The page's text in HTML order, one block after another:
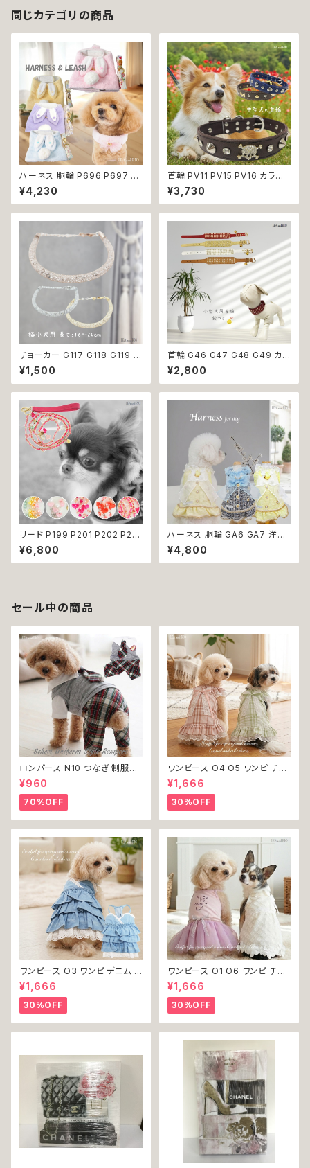
同じカテゴリの商品
ハーネス 胴輪 P696 P697 P
698 P699 洋服のようなハー
ネス うさぎ ラビット rabbit 暖
か 秋冬 お揃い 引っ張り防止 散
ペット 服 犬服 猫服 かわいい お
しゃれ 小型犬 返品交換不可
¥4,230
首輪 PV11 PV15 PV16 カラー
ブルー ブラウン ブラック 骨 ボ
ーン スタッズ ゴールド ストーン
ドッグ dog 中型犬 散歩 犬 ペッ
¥3,730
チョーカー G117 G118 G119 首
輪 アクセサリー クリア キラキラ
犬 猫 ペット 極小型犬用 おしゃ
れ かわいい シンプル ピンク ゴ
¥1,500
首輪 G46 G47 G48 G49 カラ
ー アクセサリー 鈴付き ストーン
小型犬 犬 猫 犬服 猫服 犬の服
猫の服 ペット 返品交換不可
¥2,800
リード P199 P201 P202 P20
3 P204 ペット 犬 ドッグリード
犬リード ビーズ チェーン ハート
りぼん クリア パステル パール風
品交換不可
¥6,800
ハーネス 胴輪 GA6 GA7 洋服
のようなハーネス ワンピース風
引っ張り防止 散歩 お出掛け ド
ッグウエア 犬 猫 ペット 服 犬服
¥4,800
セール中の商品
ロンパース N10 つなぎ 制服風
チェック柄 グレー 灰色 コスチュ
ーム コスプレ ドッグウェア dog
犬 猫 ペット 服 犬服 洋服 オシ
ャレ かわいい 小型犬 返品交換
不可
¥960
70%OFF
ワンピース O4 O5 ワンピ チェ
ック プリーツ レース 女の子 犬
犬服 小型 猫 服 洋服 ペット do
g ドッグウェア おしゃれ かわい
い 返品交換不可
¥1,666
30%OFF
ワンピース O3 ワンピ デニム プ
リーツ レース 女の子 犬 犬服
小型 猫 服 洋服 ペット dog ド
ッグウェア おしゃれ かわいい 返
品交換不可
¥1,666
30%OFF
ワンピース O1 O6 ワンピ チュ
ール レース 花 フラワー 女の子
犬 犬服 小型 猫 服 洋服 ペット
dog ドッグウェア おしゃれ かわ
いい 返品交換不可
¥1,666
30%OFF